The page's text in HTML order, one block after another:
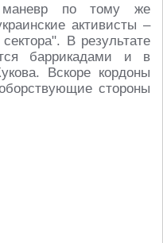
по тому же
активисты –
В результате
баррикадами и в
Вскоре кордоны
стороны